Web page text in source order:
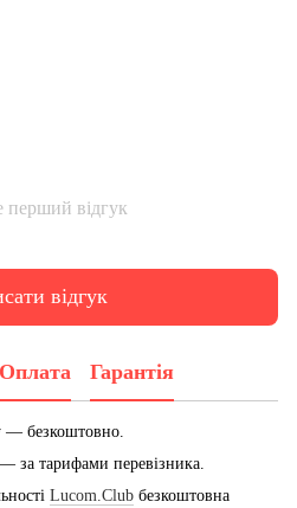
перший відгук
відгук
Оплата Гарантія
— безкоштовно.
тарифами перевізника.
Lucom.Club безкоштовна